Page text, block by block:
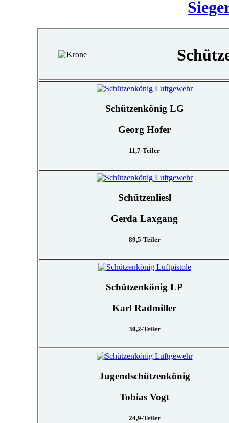
Schützenkönig LG
Georg Hofer
11,7-Teiler
Schützenliesl
Gerda Laxgang
89,5-Teiler
Schützenkönig LP
Karl Radmiller
30,2-Teiler
Jugendschützenkönig
Tobias Vogt
24,9-Teiler